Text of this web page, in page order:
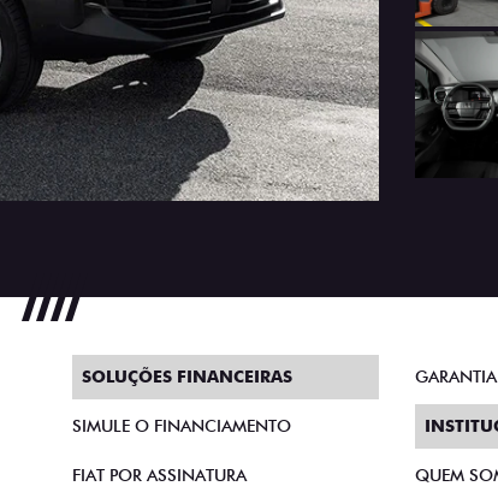
SOLUÇÕES FINANCEIRAS
SIMULE O FINANCIAMENTO
FIAT POR ASSINATURA
GARANTIA
QUEM